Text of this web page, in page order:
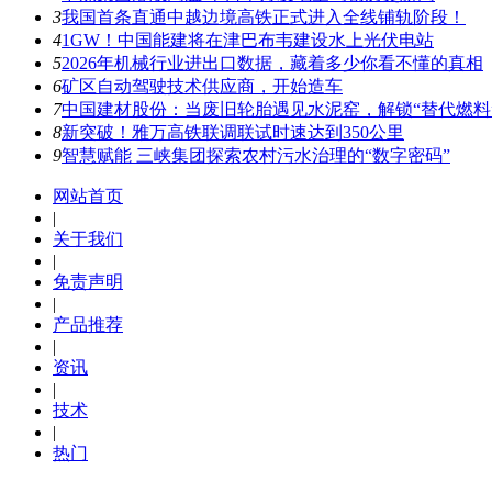
3我国首条直通中越边境高铁正式进入全线铺轨阶段！
41GW！中国能建将在津巴布韦建设水上光伏电站
52026年机械行业进出口数据，藏着多少你看不懂的真相
6矿区自动驾驶技术供应商，开始造车
7中国建材股份：当废旧轮胎遇见水泥窑，解锁“替代燃
8新突破！雅万高铁联调联试时速达到350公里
9智慧赋能 三峡集团探索农村污水治理的“数字密码”
网站首页
|
关于我们
|
免责声明
|
产品推荐
|
资讯
|
技术
|
热门